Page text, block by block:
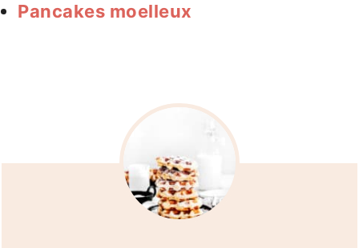
Pancakes moelleux